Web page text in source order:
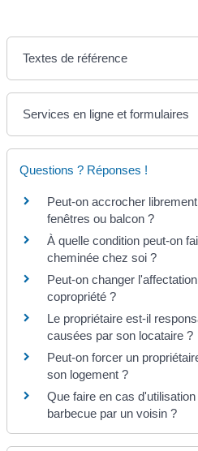
Textes de référence
Services en ligne et formulaires
Questions ? Réponses !
Peut-on accrocher
fenêtres ou balcon ?
À quelle condition peut-on
cheminée chez soi ?
Peut-on changer
copropriété ?
Le propriétaire est-il
causées par son locataire ?
Peut-on forcer un
son logement ?
Que faire en cas
barbecue par un voisin ?